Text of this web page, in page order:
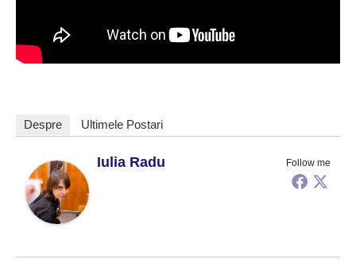
Despre Ultimele Postari
Follow me
Iulia Radu